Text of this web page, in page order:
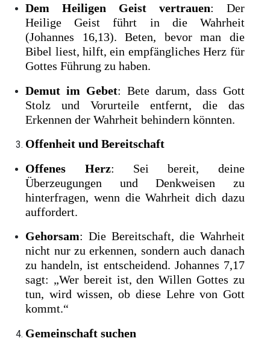
Dem Heiligen Geist vertrauen: Der
Heilige Geist führt in die Wahrheit
(Johannes 16,13). Beten, bevor man die
Bibel liest, hilft, ein empfängliches Herz für
Gottes Führung zu haben.
Demut im Gebet: Bete darum, dass Gott
Stolz und Vorurteile entfernt, die das
Erkennen der Wahrheit behindern könnten.
Offenheit und Bereitschaft
Offenes Herz: Sei bereit, deine
Überzeugungen und Denkweisen zu
hinterfragen, wenn die Wahrheit dich dazu
auffordert.
Gehorsam: Die Bereitschaft, die Wahrheit
nicht nur zu erkennen, sondern auch danach
zu handeln, ist entscheidend. Johannes 7,17
sagt: „Wer bereit ist, den Willen Gottes zu
tun, wird wissen, ob diese Lehre von Gott
kommt.“
Gemeinschaft suchen